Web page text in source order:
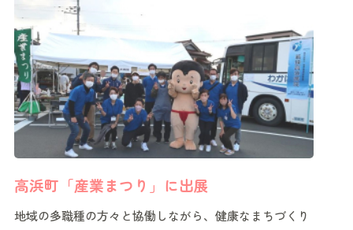
高浜町「産業まつり」に出展
地域の多職種の方々と協働しながら、健康なまちづくり